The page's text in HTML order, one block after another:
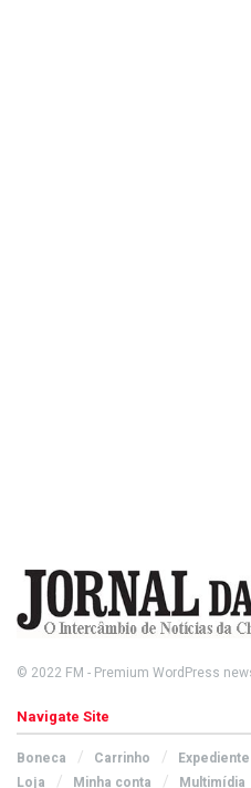
© 2022 FM - Premium WordPress
Navigate Site
Boneca Carrinho Expediente
Loja
Minha conta Multimídia